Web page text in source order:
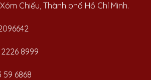
Chiếu, Thành phố Hồ Chí Minh.
8999
6868